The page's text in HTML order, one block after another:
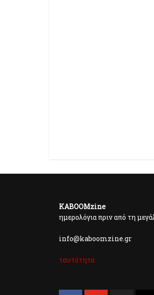
KABOOMzine
ημερολόγια πριν από τη
info@kaboomzine.gr
ταυτότητα